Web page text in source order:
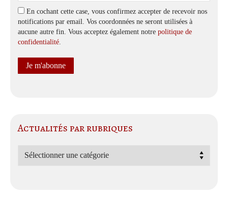
En cochant cette case, vous confirmez accepter de recevoir nos
notifications par email. Vos coordonnées ne seront utilisées à
aucune autre fin. Vous acceptez également notre politique de
confidentialité.
Actualités par rubriques
Actualités